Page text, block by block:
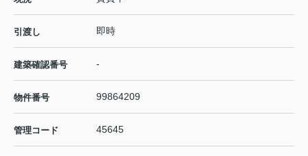
引渡し 即時
建築確認番号 -
物件番号 99864209
管理コード 45645